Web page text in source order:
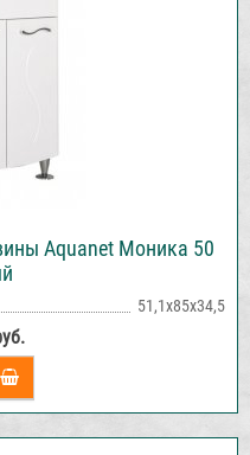
Aquanet Моника 50
51,1х85х34,5